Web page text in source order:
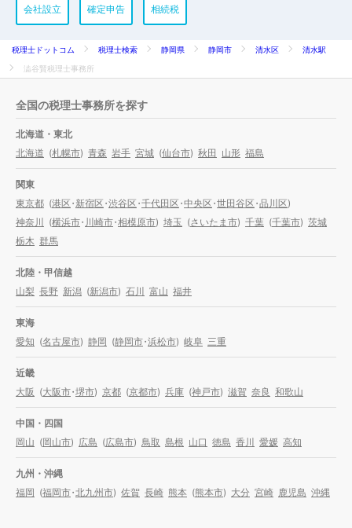
会社設立 確定申告 相続税
税理士ドットコム 税理士検索 静岡県 静岡市 清水区
清水駅
澁谷賢税理士事務所
全国の税理士事務所を探す
北海道・東北
北海道 (札幌市) 青森 岩手 宮城 (仙台市) 秋田 山形 福島
関東
東京都 (港区・新宿区・渋谷区・千代田区・中央区・世田谷区・品川区)
神奈川 (横浜市・川崎市・相模原市) 埼玉 (さいたま市) 千葉 (千葉市) 茨城
栃木 群馬
北陸・甲信越
山梨 長野 新潟 (新潟市) 石川 富山 福井
東海
愛知 (名古屋市) 静岡 (静岡市・浜松市) 岐阜 三重
近畿
大阪 (大阪市・堺市) 京都 (京都市) 兵庫 (神戸市) 滋賀 奈良 和歌山
中国・四国
岡山 (岡山市) 広島 (広島市) 鳥取 島根 山口 徳島 香川 愛媛 高知
九州・沖縄
福岡 (福岡市・北九州市) 佐賀 長崎 熊本 (熊本市) 大分 宮崎 鹿児島 沖縄